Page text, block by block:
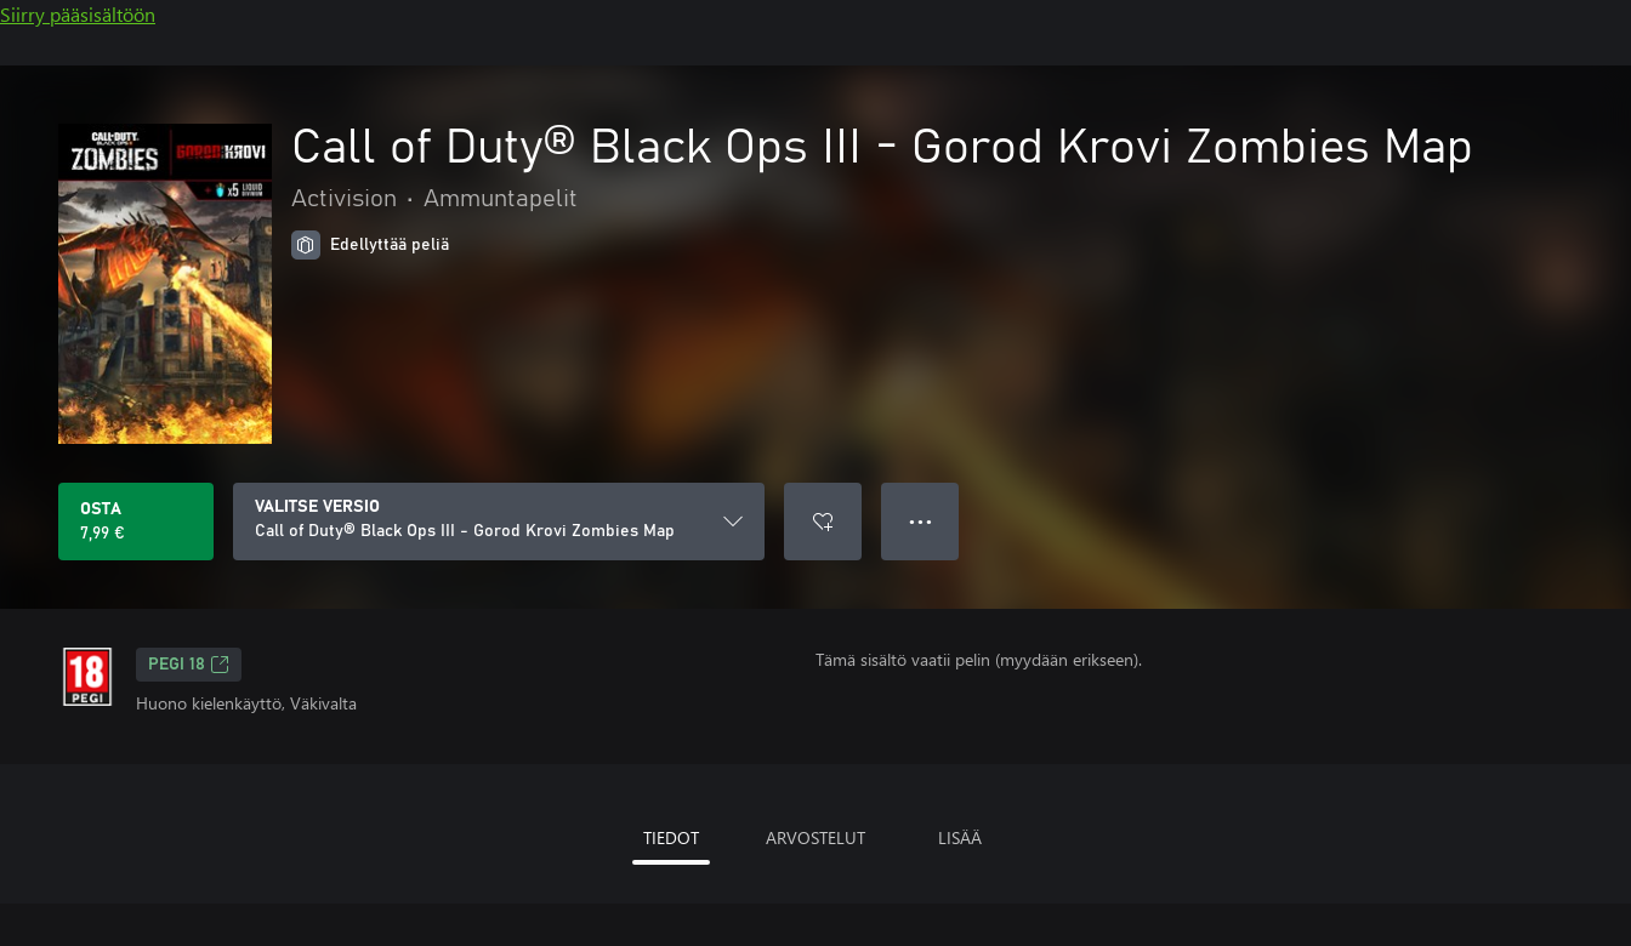
Siirry pääsisältöön
Call of Duty® Black Ops III - Gorod Krovi Zombies Map
Activision • Ammuntapelit
Edellyttää peliä
OSTA
7,99 €
VALITSE VERSIO
Call of Duty® Black Ops III - Gorod Krovi Zombies Map
● ● ●
PEGI 18
Huono kielenkäyttö, Väkivalta
Tämä sisältö vaatii pelin (myydään erikseen).
TIEDOT ARVOSTELUT LISÄÄ